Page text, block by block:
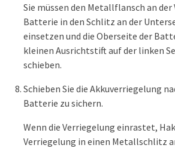
Sie müssen den Metallflansch an
Batterie in den Schlitz an der
einsetzen und die Oberseite der
kleinen Ausrichtstift auf der linken
schieben.
Schieben Sie die Akkuverriegelung
Batterie zu sichern.
Wenn die Verriegelung einrastet,
Verriegelung in einen Metallschlitz